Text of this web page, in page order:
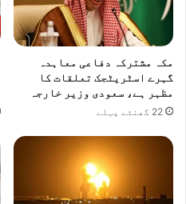
مکہ مشترکہ دفاعی معاہدہ
گہرے اسٹریٹجک تعلقات کا
مظہر ہے، سعودی وزیر خارجہ
22 گھنٹے پہلے